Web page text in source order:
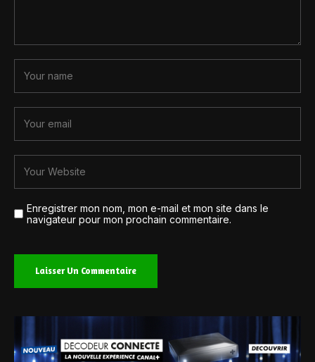
Enregistrer mon nom, mon e-mail et mon site dans le
navigateur pour mon prochain commentaire.